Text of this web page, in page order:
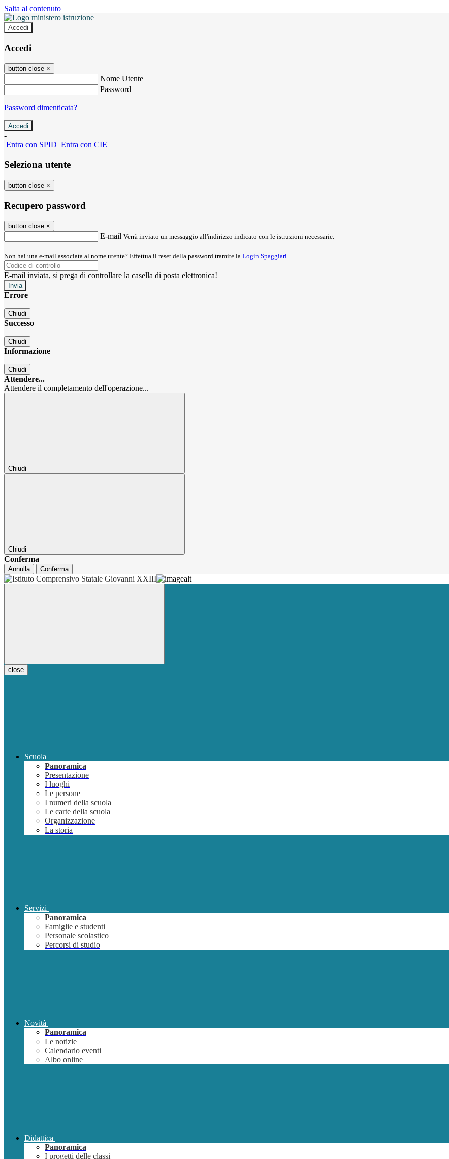
Salta al contenuto
Accedi
Accedi
button close ×
Nome Utente
Password
Password dimenticata?
-
Entra con SPID Entra con CIE
Seleziona utente
button close ×
Recupero password
button close ×
E-mail Verrà inviato un messaggio all'indirizzo indicato con le istruzioni necessarie.
Non hai una e-mail associata al nome utente? Effettua il reset della password tramite la Login Spaggiari
E-mail inviata, si prega di controllare la casella di posta elettronica!
Errore
Chiudi
Successo
Chiudi
Informazione
Chiudi
Attendere...
Attendere il completamento dell'operazione...
Chiudi
Chiudi
Conferma
Annulla Conferma
close
Scuola
Panoramica
Presentazione
I luoghi
Le persone
I numeri della scuola
Le carte della scuola
Organizzazione
La storia
Servizi
Panoramica
Famiglie e studenti
Personale scolastico
Percorsi di studio
Novità
Panoramica
Le notizie
Calendario eventi
Albo online
Didattica
Panoramica
I progetti delle classi